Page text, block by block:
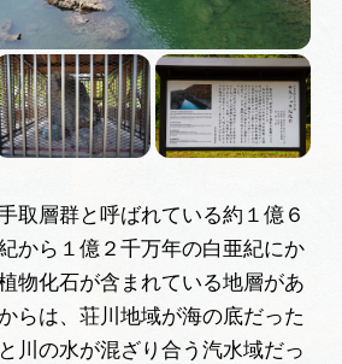
取層群と呼ばれている約１億６
から１億２千万年の白亜紀にか
物化石が含まれている地層があ
らは、荘川地域が海の底だった
川の水が混ざり合う汽水域だっ